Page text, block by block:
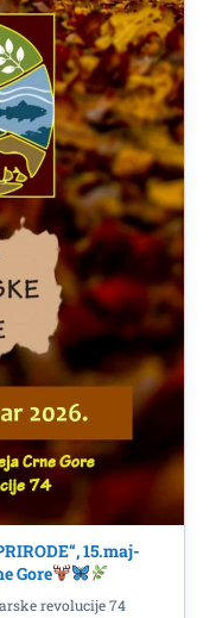
15.maj-
Gore
revolucije 74